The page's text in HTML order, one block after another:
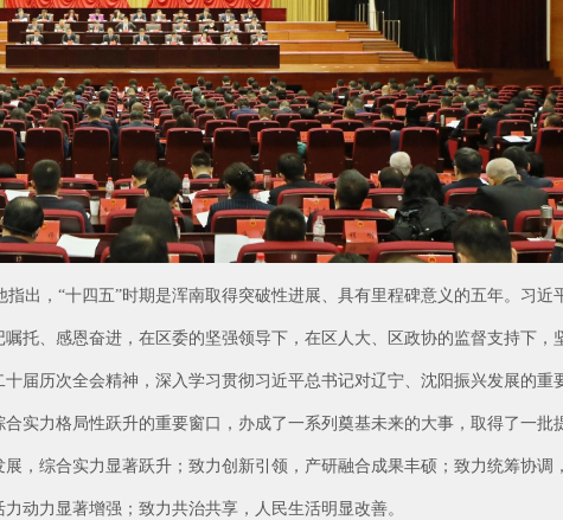
出，“十四五”时期是浑南取得突破性进展、具有里程碑意义的五年。习近
托、感恩奋进，在区委的坚强领导下，在区人大、区政协的监督支持下，
届历次全会精神，深入学习贯彻习近平总书记对辽宁、沈阳振兴发展的重
实力格局性跃升的重要窗口，办成了一系列奠基未来的大事，取得了一批
，综合实力显著跃升；致力创新引领，产研融合成果丰硕；致力统筹协调
动力显著增强；致力共治共享，人民生活明显改善。